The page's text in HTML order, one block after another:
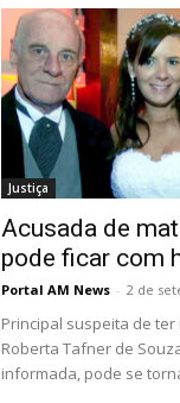
Justiça
Acusada de
pode ficar com
Portal AM News - 2 de
Principal suspeita de
Roberta Tafner de
informada, pode se